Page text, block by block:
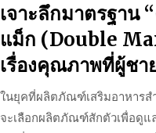
เจาะลึกมาตรฐาน
แม็ก (Double
เรื่องคุณภาพที่ผู้ชา
ในยุคที่ผลิตภัณฑ์เสริมอาหารส
จะเลือกผลิตภัณฑ์สักตัวเพื่อดูแ